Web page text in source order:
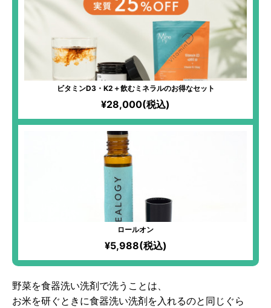
ビタミンD3・K2＋飲むミネラルのお得なセット
¥28,000(税込)
ロールオン
¥5,988(税込)
野菜を食器洗い洗剤で洗うことは、
お米を研ぐときに食器洗い洗剤を入れるのと同じぐら